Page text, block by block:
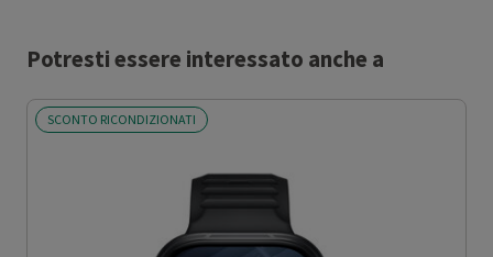
Potresti essere interessato anche a
SCONTO RICONDIZIONATI